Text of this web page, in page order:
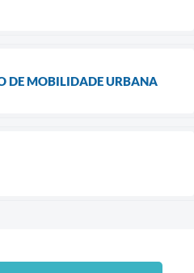
DE MOBILIDADE URBANA